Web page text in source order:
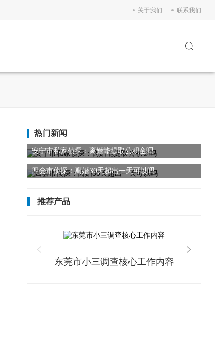
关于我们 联系我们
热门新闻
安宁市私家侦探：离婚能提取公积金吗
四会市侦探：离婚30天超出一天可以吗
推荐产品
东莞市小三调查核心工作内容